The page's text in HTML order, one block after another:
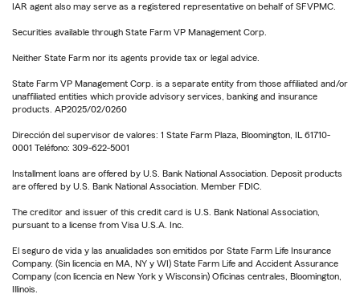
IAR agent also may serve as a registered representative on behalf of SFVPMC.
Securities available through State Farm VP Management Corp.
Neither State Farm nor its agents provide tax or legal advice.
State Farm VP Management Corp. is a separate entity from those affiliated and/or
unaffiliated entities which provide advisory services, banking and insurance
products. AP2025/02/0260
Dirección del supervisor de valores: 1 State Farm Plaza, Bloomington, IL 61710-
0001 Teléfono: 309-622-5001
Installment loans are offered by U.S. Bank National Association. Deposit products
are offered by U.S. Bank National Association. Member FDIC.
The creditor and issuer of this credit card is U.S. Bank National Association,
pursuant to a license from Visa U.S.A. Inc.
El seguro de vida y las anualidades son emitidos por State Farm Life Insurance
Company. (Sin licencia en MA, NY y WI) State Farm Life and Accident Assurance
Company (con licencia en New York y Wisconsin) Oficinas centrales, Bloomington,
Illinois.